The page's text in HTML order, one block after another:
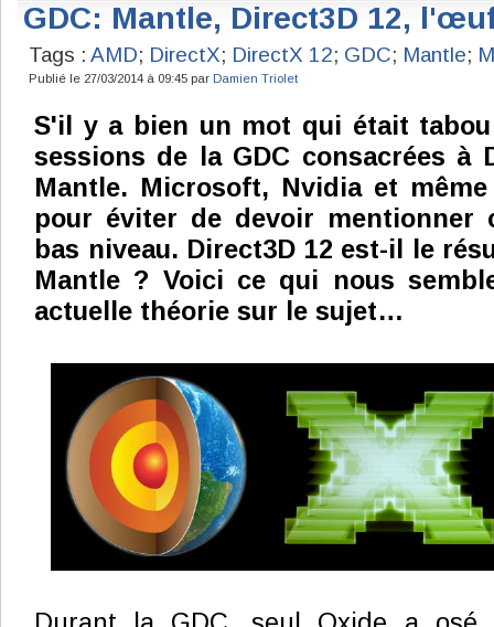
GDC: Mantle, Direct3D 12,
Tags : AMD; DirectX; DirectX 12; GDC; Mantle;
Publié le 27/03/2014 à 09:45 par Damien Triolet
S'il y a bien un mot qui était
sessions de la GDC consacrées à
Mantle. Microsoft, Nvidia et
pour éviter de devoir mentionner
bas niveau. Direct3D 12 est-il le
Mantle ? Voici ce qui nous
actuelle théorie sur le sujet…